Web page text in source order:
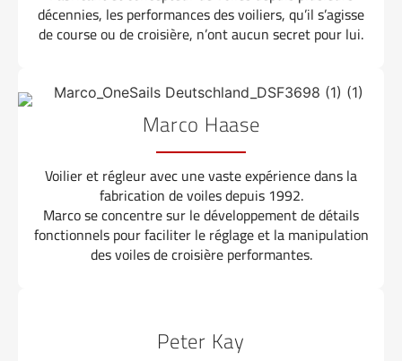
décennies, les performances des voiliers, qu’il s’agisse
de course ou de croisière, n’ont aucun secret pour lui.
Marco Haase
Voilier et régleur avec une vaste expérience dans la
fabrication de voiles depuis 1992.
Marco se concentre sur le développement de détails
fonctionnels pour faciliter le réglage et la manipulation
des voiles de croisière performantes.
Peter Kay